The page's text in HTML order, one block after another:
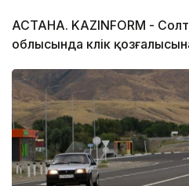
АСТАНА. KAZINFORM -
облысында көлік